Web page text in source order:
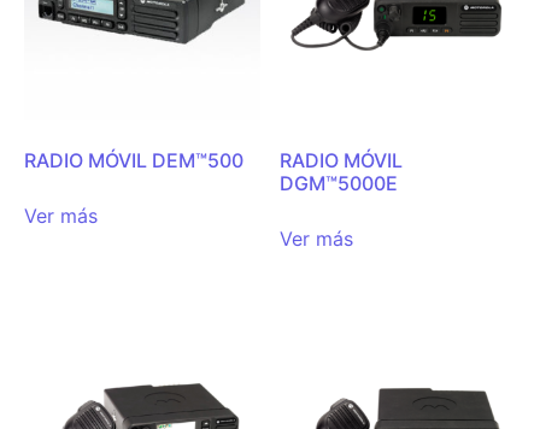
RADIO MÓVIL DEM™500
Ver más
RADIO MÓVIL
DGM™5000E
Ver más